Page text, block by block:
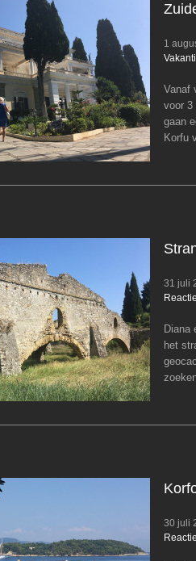
1
Vanaf
voor 3
gaan
Korfu
31 juli
Diana
het
30 juli